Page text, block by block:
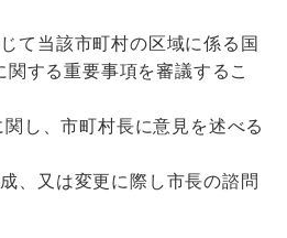
て当該市町村の区域に係る国
する重要事項を審議するこ
し、市町村長に意見を述べる
、又は変更に際し市長の諮問